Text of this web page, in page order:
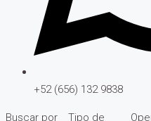
+52 (656) 132 9838
Buscar por
Tipo de